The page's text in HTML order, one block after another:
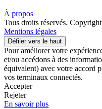
À propos
Tous droits réservés.
Mentions légales
Défiler vers le haut
Pour améliorer votre
et/ou accédons à des
équivalent) avec votre accord
vos terminaux connectés.
Accepter
Rejeter
En savoir plus